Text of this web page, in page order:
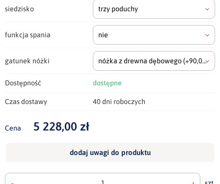
siedzisko trzy poduchy
funkcja spania nie
gatunek nóżki nóżka z drewna dębowego(+90,00 zł)
Dostępność dostępne
Czas dostawy 40 dni roboczych
Cena 5 228,00 zł
dodaj uwagi do produktu